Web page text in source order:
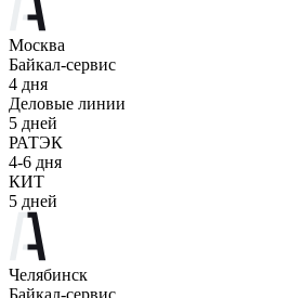
Москва
Байкал-сервис
4 дня
Деловые линии
5 дней
РАТЭК
4-6 дня
КИТ
5 дней
Челябинск